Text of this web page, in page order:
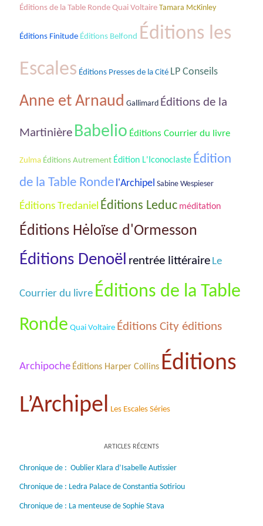
Éditions de la Table Ronde Quai Voltaire Tamara McKinley
Éditions Finitude Éditions Belfond Éditions les
Escales Éditions Presses de la Cité LP Conseils
Anne et Arnaud Gallimard Éditions de la
Martinière Babelio Éditions Courrier du livre
Zulma Éditions Autrement Édition L'Iconoclaste Édition
de la Table Ronde l'Archipel Sabine Wespieser
Éditions Tredaniel Éditions Leduc méditation
Éditions Hėloïse d'Ormesson
Éditions Denoël rentrée littéraire Le
Courrier du livre Éditions de la Table
Ronde Quai Voltaire Éditions City éditions
Archipoche Éditions Harper Collins Éditions
L’Archipel Les Escales Séries
ARTICLES RÉCENTS
Chronique de : Oublier Klara d’Isabelle Autissier
Chronique de : Ledra Palace de Constantia Sotiriou
Chronique de : La menteuse de Sophie Stava